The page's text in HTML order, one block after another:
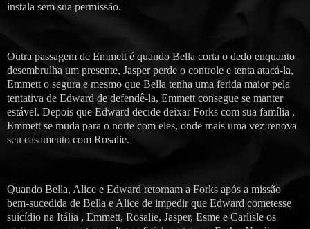
instala sem sua permissão.
Outra passagem de Emmett é quando Bella corta o dedo enquanto
desembrulha um presente, Jasper perde o controle e tenta atacá-la,
Emmett o segura e mesmo que Bella tenha uma ferida maior pela
tentativa de Edward de defendê-la, Emmett consegue se manter
estável. Depois que Edward decide deixar Forks com sua família ,
Emmett se muda para o norte com eles, onde mais uma vez renova
seu casamento com Rosalie.
Quando Bella, Alice e Edward retornam a Forks após a missão
bem-sucedida de Bella e Alice de impedir que Edward cometesse
suicídio na Itália , Emmett, Rosalie, Jasper, Esme e Carlisle os